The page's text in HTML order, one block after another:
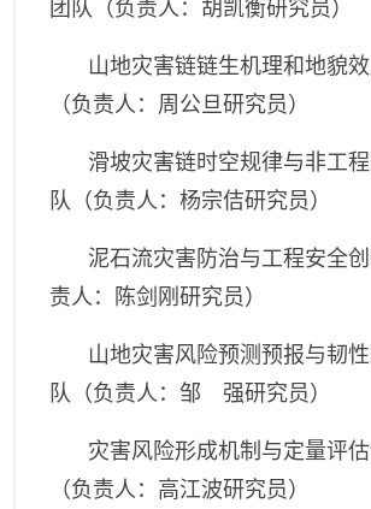
团队（负责人：胡凯衡研究员）
山地灾害链链生机理和地貌
（负责人：周公旦研究员）
滑坡灾害链时空规律与非工
队（负责人：杨宗佶研究员）
泥石流灾害防治与工程安全
责人：陈剑刚研究员）
山地灾害风险预测预报与韧
队（负责人：邹 强研究员）
灾害风险形成机制与定量评
（负责人：高江波研究员）